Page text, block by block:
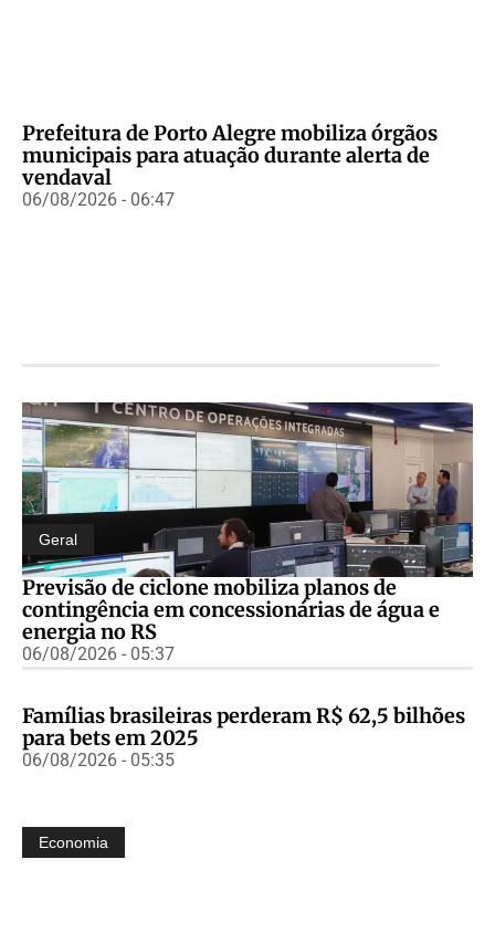
Prefeitura de Porto Alegre mobiliza órgãos
municipais para atuação durante alerta de
vendaval
06/08/2026 - 06:47
Geral
Previsão de ciclone mobiliza planos de
contingência em concessionárias de água e
energia no RS
06/08/2026 - 05:37
Economia
Famílias brasileiras perderam R$ 62,5 bilhões
para bets em 2025
06/08/2026 - 05:35